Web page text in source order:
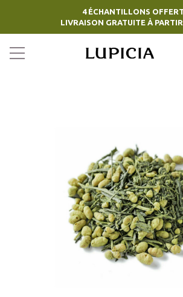
4 ÉCHANTILLONS
LIVRAISON GRATUITE À